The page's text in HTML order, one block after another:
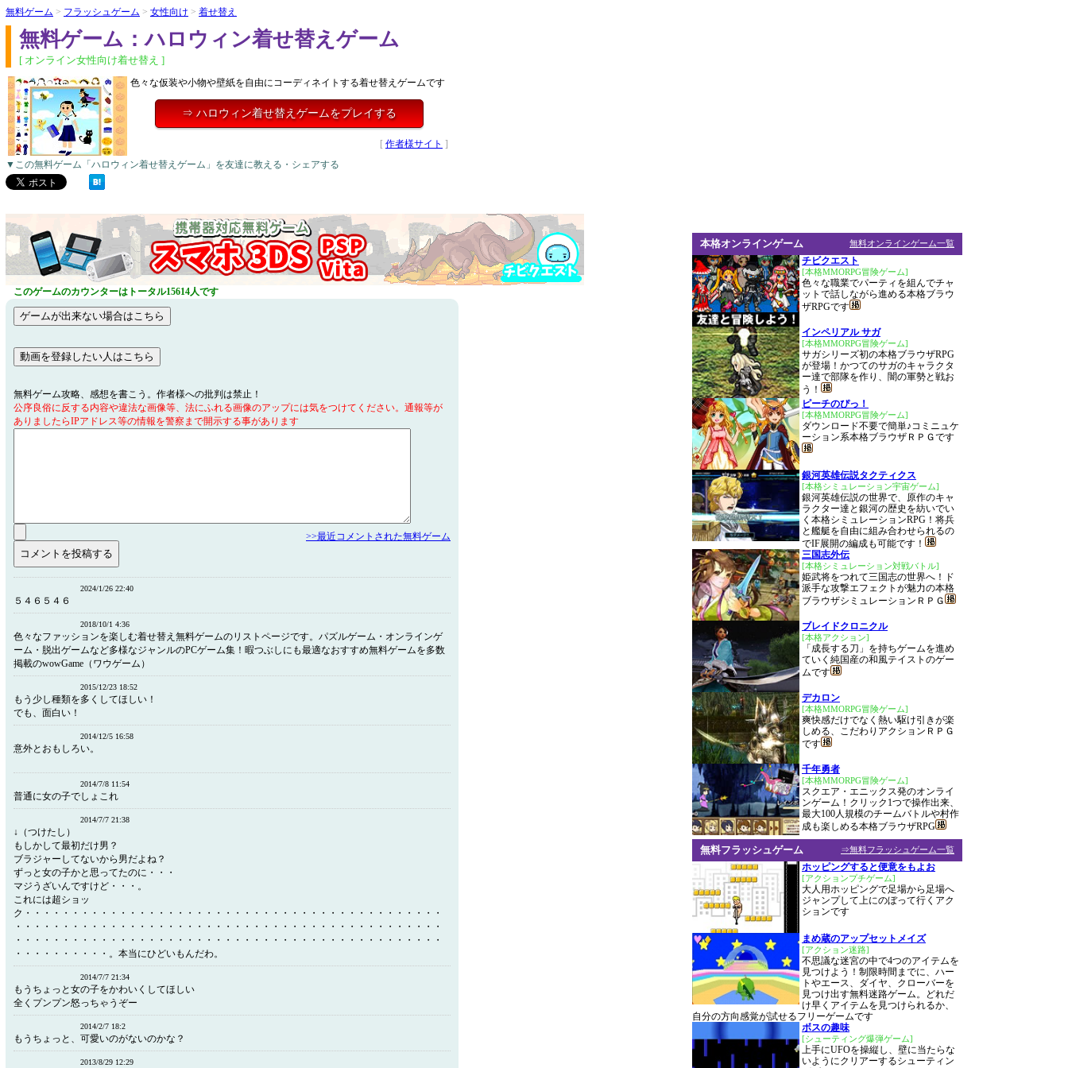
無料ゲーム > フラッシュゲーム > 女性向け > 着せ替え
無料ゲーム：ハロウィン着せ替えゲーム
[ オンライン女性向け着せ替え ]
色々な仮装や小物や壁紙を自由にコーディネイトする着せ替えゲームです
⇒ ハロウィン着せ替えゲームをプレイする
[ 作者様サイト ]
▼この無料ゲーム「ハロウィン着せ替えゲーム」を友達に教える・シェアする
このゲームのカウンターはトータル15614人です
無料ゲーム攻略、感想を書こう。作者様への批判は禁止！
公序良俗に反する内容や違法な画像等、法にふれる画像のアップには気をつけてください。通報等が
ありましたらIPアドレス等の情報を警察まで開示する事があります
>>最近コメントされた無料ゲーム
2024/1/26 22:40
５４６５４６
2018/10/1 4:36
色々なファッションを楽しむ着せ替え無料ゲームのリストページです。パズルゲーム・オンラインゲ
ーム・脱出ゲームなど多様なジャンルのPCゲーム集！暇つぶしにも最適なおすすめ無料ゲームを多数
掲載のwowGame（ワウゲーム）
2015/12/23 18:52
もう少し種類を多くしてほしい！
でも、面白い！
2014/12/5 16:58
意外とおもしろい。
2014/7/8 11:54
普通に女の子でしょこれ
2014/7/7 21:38
↓（つけたし）
もしかして最初だけ男？
ブラジャーしてないから男だよね？
ずっと女の子かと思ってたのに・・・
マジうざいんですけど・・・。
これには超ショッ
ク・・・・・・・・・・・・・・・・・・・・・・・・・・・・・・・・・・・・・・・・・・・・
・・・・・・・・・・・・・・・・・・・・・・・・・・・・・・・・・・・・・・・・・・・・・
・・・・・・・・・・・・・・・・・・・・・・・・・・・・・・・・・・・・・・・・・・・・・
・・・・・・・・・・。本当にひどいもんだわ。
2014/7/7 21:34
もうちょっと女の子をかわいくしてほしい
全くプンプン怒っちゃうぞー
2014/2/7 18:2
もうちょっと、可愛いのがないのかな？
2013/8/29 12:29
無料オンラインゲーム一覧
本格オンラインゲーム
チビクエスト
[本格MMORPG冒険ゲーム]
色々な職業でパーティを組んでチャ
ットで話しながら進める本格ブラウ
ザRPGです
インペリアル サガ
[本格MMORPG冒険ゲーム]
サガシリーズ初の本格ブラウザRPG
が登場！かつてのサガのキャラクタ
ー達で部隊を作り、闇の軍勢と戦お
う！
ピーチのぴっ！
[本格MMORPG冒険ゲーム]
ダウンロード不要で簡単♪コミニュケ
ーション系本格ブラウザＲＰＧです
銀河英雄伝説タクティクス
[本格シミュレーション宇宙ゲーム]
銀河英雄伝説の世界で、原作のキャ
ラクター達と銀河の歴史を紡いでい
く本格シミュレーションRPG！将兵
と艦艇を自由に組み合わせられるの
でIF展開の編成も可能です！
三国志外伝
[本格シミュレーション対戦バトル]
姫武将をつれて三国志の世界へ！ド
派手な攻撃エフェクトが魅力の本格
ブラウザシミュレーションＲＰＧ
ブレイドクロニクル
[本格アクション]
「成長する刀」を持ちゲームを進め
ていく純国産の和風テイストのゲー
ムです
デカロン
[本格MMORPG冒険ゲーム]
爽快感だけでなく熱い駆け引きが楽
しめる、こだわりアクションＲＰＧ
です
千年勇者
[本格MMORPG冒険ゲーム]
スクエア・エニックス発のオンライ
ンゲーム！クリック1つで操作出来、
最大100人規模のチームバトルや村作
成も楽しめる本格ブラウザRPG
⇒無料フラッシュゲーム一覧
無料フラッシュゲーム
ホッピングすると便意をもよお
[アクションプチゲーム]
大人用ホッピングで足場から足場へ
ジャンプして上にのぼって行くアク
ションです
まめ蔵のアップセットメイズ
[アクション迷路]
不思議な迷宮の中で4つのアイテムを
見つけよう！制限時間までに、ハー
トやエース、ダイヤ、クローバーを
見つけ出す無料迷路ゲーム。どれだ
け早くアイテムを見つけられるか、
自分の方向感覚が試せるフリーゲームです
ボスの趣味
[シューティング爆弾ゲーム]
上手にUFOを操縦し、壁に当たらな
いようにクリアーするシューティン